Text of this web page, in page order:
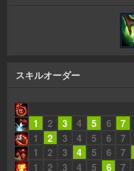
スキルオーダー
1
2 3 4 5 6 7
1
2 3 4 5 6 7
1
2 3 4 5 6 7
1
2 3 4 5 6 7